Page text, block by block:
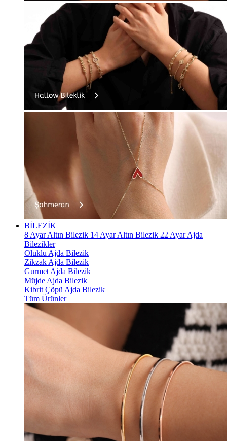
BİLEZİK
8 Ayar Altın Bilezik 14 Ayar Altın Bilezik 22 Ayar Ajda
Bilezikler
Oluklu Ajda Bilezik
Zikzak Ajda Bilezik
Gurmet Ajda Bilezik
Müjde Ajda Bilezik
Kibrit Çöpü Ajda Bilezik
Tüm Ürünler